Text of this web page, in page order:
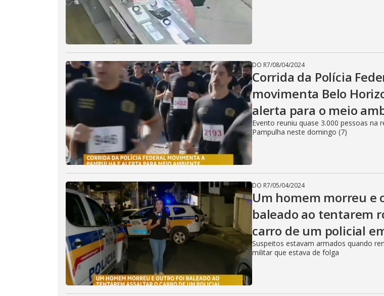
DO R7/08/04/2024
Corrida da Polícia
movimenta Belo
alerta para o meio
Evento reuniu quase 3.000 pessoas na
Pampulha neste domingo (7)
DO R7/05/04/2024
Um homem morreu e
baleado ao tentarem
carro de um policial
Suspeitos estavam armados quando
militar que estava de folga